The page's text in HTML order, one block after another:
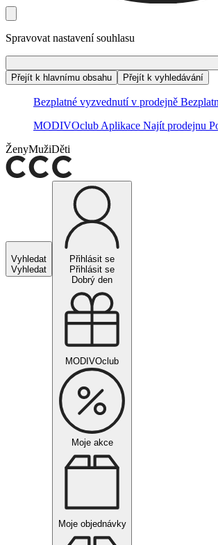
Spravovat nastavení souhlasu
Přejít k hlavnímu obsahu
Přejít k vyhledávání
Bezplatné vyzvednutí v prodejně
MODIVOclub Aplikace Najít prodejnu
ŽenyMužiDěti
Vyhledat
Vyhledat
Přihlásit se
Přihlásit se
Dobrý den
MODIVOclub
Moje akce
Moje objednávky